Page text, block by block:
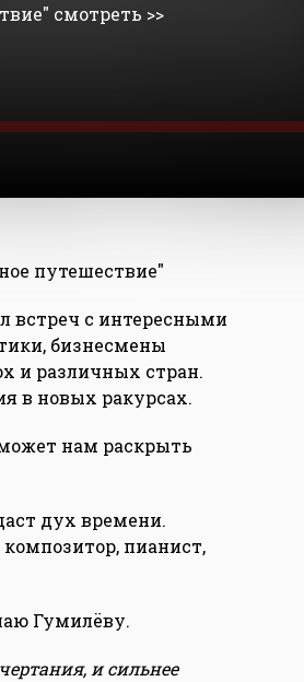
смотреть >>
путешествие"
встреч с интересными
бизнесмены
и различных стран.
в новых ракурсах.
нам раскрыть
дух времени.
композитор, пианист,
Гумилёву.
и сильнее